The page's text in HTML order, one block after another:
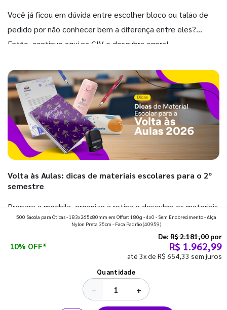
Você já ficou em dúvida entre escolher bloco ou talão de
pedido por não conhecer bem a diferença entre eles?
Então, continue aqui na GIV e descubra agora!
Volta às Aulas: dicas de materiais escolares para o 2º
semestre
Prepare a mochila, organize a rotina e descubra os materiais
que fazem toda diferença para começar o segundo
500 Sacola para Óticas - 183x265x80mm em Offset 180g - 4x0 - Sem Enobrecimento - Alça
Nylon Preta 35cm - Faca Padrão(40959)
10% OFF*
De: R$ 2.181,00 por
R$ 1.962,99
até 3x de R$ 654,33 sem juros
Quantidade
− +